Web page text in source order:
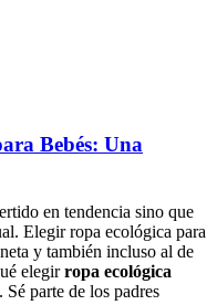
Bebés: Una
en tendencia sino que
Elegir ropa ecológica para
y también incluso al de
elegirropa ecológica
parte de los padres